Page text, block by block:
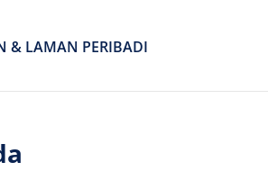
& LAMAN PERIBADI